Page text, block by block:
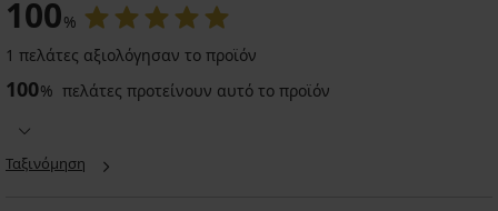
Μπλουζάκι
Lucian
2PACK
Βαμβακερό
A
Oscar
2PACK
μπλουζάκι
Oscar
ΙΙΑόρατο
100%
1 πελάτες αξιολόγησαν το προϊόν
100% πελάτες προτείνουν αυτό το προϊόν
Ταξινόμηση